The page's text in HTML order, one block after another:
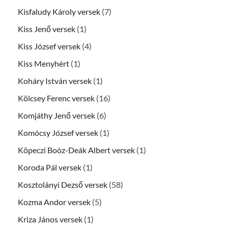
Kisfaludy Károly versek (7)
Kiss Jenő versek (1)
Kiss József versek (4)
Kiss Menyhért (1)
Koháry István versek (1)
Kölcsey Ferenc versek (16)
Komjáthy Jenő versek (6)
Komócsy József versek (1)
Köpeczi Boóz-Deák Albert versek (1)
Koroda Pál versek (1)
Kosztolányi Dezső versek (58)
Kozma Andor versek (5)
Kriza János versek (1)